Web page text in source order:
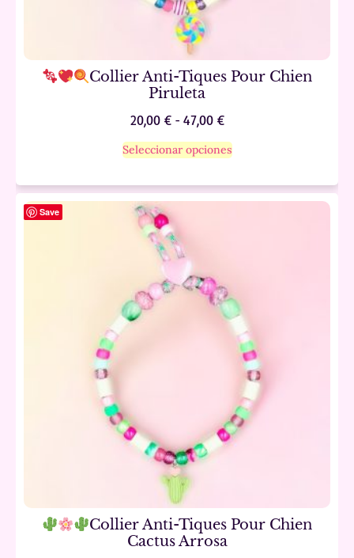
Collier Anti-Tiques Pour Chien
Piruleta
20,00 € - 47,00 €
Seleccionar opciones
Save
Collier Anti-Tiques Pour Chien
Cactus Arrosa
Utilizamos cookies para garantizarle la mejor experiencia en
nuestro sitio web. Si continúa navegando, consideramos que
acepta su uso.
OK
No Seguir leyendo